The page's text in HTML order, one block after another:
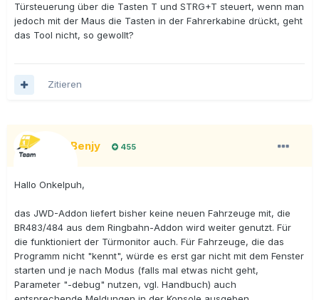
Türsteuerung über die Tasten T und STRG+T steuert, wenn man
jedoch mit der Maus die Tasten in der Fahrerkabine drückt, geht
das Tool nicht, so gewollt?
Zitieren
BigBenjy 455
Hallo Onkelpuh,
das JWD-Addon liefert bisher keine neuen Fahrzeuge mit, die
BR483/484 aus dem Ringbahn-Addon wird weiter genutzt. Für
die funktioniert der Türmonitor auch. Für Fahrzeuge, die das
Programm nicht "kennt", würde es erst gar nicht mit dem Fenster
starten und je nach Modus (falls mal etwas nicht geht,
Parameter "-debug" nutzen, vgl. Handbuch) auch